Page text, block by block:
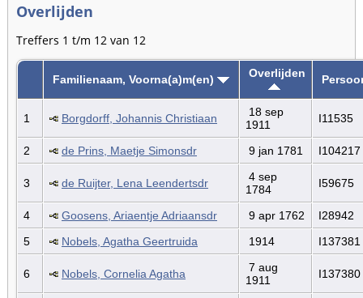
Overlijden
Treffers 1 t/m 12 van 12
Familienaam, Voorna(a)m(en) Overlijden
1 Borgdorff, Johannis Christiaan
18 sep
1911
I11535
2 de Prins, Maetje Simonsdr 9 jan 1781 I104217
3 de Ruijter, Lena Leendertsdr
4 sep
1784
I59675
4 Goosens, Ariaentje Adriaansdr 9 apr 1762
I28942
5
Nobels, Agatha Geertruida 1914 I137381
6 Nobels, Cornelia Agatha
7 aug
1911
I137380